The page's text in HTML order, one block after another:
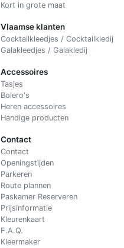
Kort in grote maat
Vlaamse klanten
Cocktailkleedjes / Cocktailkledij
Galakleedjes / Galakledij
Accessoires
Tasjes
Bolero's
Heren accessoires
Handige producten
Contact
Contact
Openingstijden
Parkeren
Route plannen
Paskamer Reserveren
Prijsinformatie
Kleurenkaart
F.A.Q.
Kleermaker